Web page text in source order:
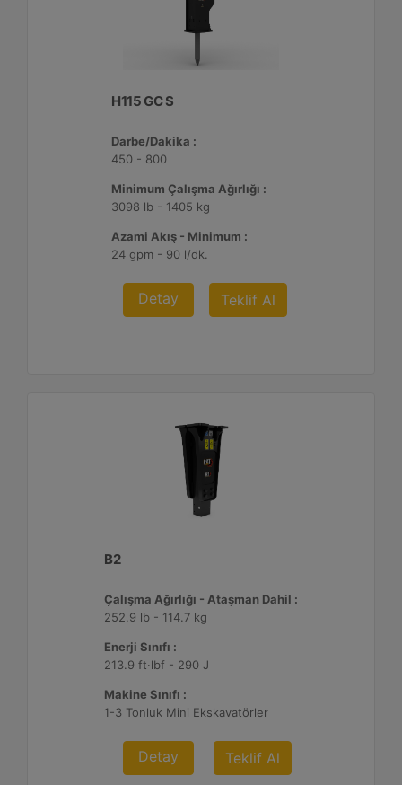
H115 GC S
Darbe/Dakika :
450 - 800
Minimum Çalışma Ağırlığı :
3098 lb - 1405 kg
Azami Akış - Minimum :
24 gpm - 90 l/dk.
Detay Teklif Al
B2
Çalışma Ağırlığı - Ataşman Dahil :
252.9 lb - 114.7 kg
Enerji Sınıfı :
213.9 ft·lbf - 290 J
Makine Sınıfı :
1-3 Tonluk Mini Ekskavatörler
Detay Teklif Al